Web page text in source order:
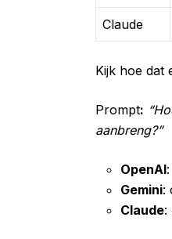
Claude
Kijk hoe dat
Prompt:
aanbreng?”
OpenAI
Gemini:
Claude: